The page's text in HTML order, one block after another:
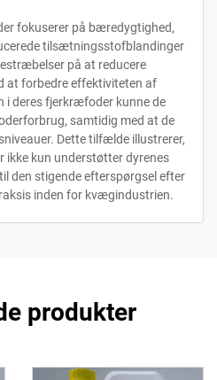
fokuserer på bæredygtighed,
tilsætningsstofblandinger
på at reducere
at forbedre effektiviteten af
deres fjerkræfoder kunne de
samtidig med at de
Dette tilfælde illustrerer,
ikke kun understøtter dyrenes
den stigende efterspørgsel efter
inden for kvægindustrien.
produkter